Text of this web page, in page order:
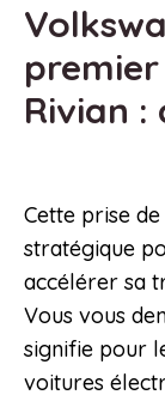
Rivian :
Cette prise
stratégique
accélérer sa
Vous vous
signifie pour
voitures